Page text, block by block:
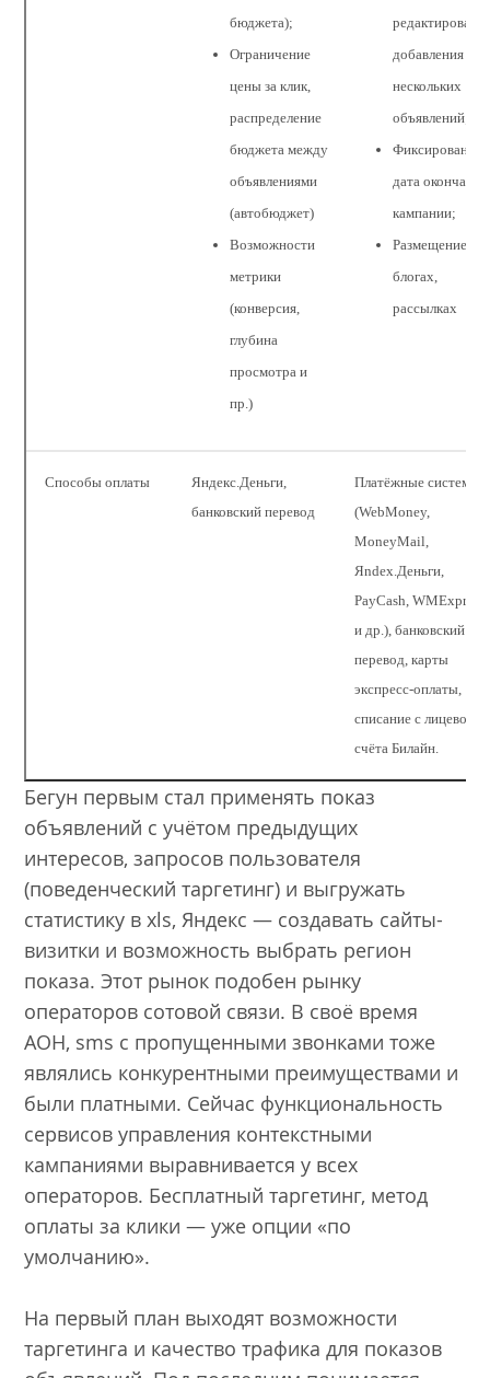
бюджета);
Ограничение
цены за клик,
распределение
бюджета между
объявлениями
(автобюджет)
Возможности
метрики
(конверсия,
глубина
просмотра и
пр.)
добавления
нескольких
объявлений;
Фиксированная
дата окончания
кампании;
Размещение в
блогах,
рассылках
Способы оплаты
Яндекс.Деньги,
банковский перевод
Платёжные системы
(WebMoney,
MoneyMail,
Яndex.Деньги,
PayCash, WMExpress
и др.), банковский
перевод, карты
экспресс-оплаты,
списание с лицевого
счёта Билайн.
Бегун первым стал применять показ
объявлений с учётом предыдущих
интересов, запросов пользователя
(поведенческий таргетинг) и выгружать
статистику в xls, Яндекс — создавать сайты-
визитки и возможность выбрать регион
показа. Этот рынок подобен рынку
операторов сотовой связи. В своё время
АОН, sms с пропущенными звонками тоже
являлись конкурентными преимуществами и
были платными. Сейчас функциональность
сервисов управления контекстными
кампаниями выравнивается у всех
операторов. Бесплатный таргетинг, метод
оплаты за клики — уже опции «по
умолчанию».
На первый план выходят возможности
таргетинга и качество трафика для показов